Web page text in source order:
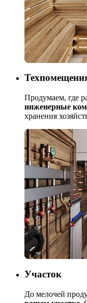
Продумаем, где
инженерные
хранения
Участок
До мелочей